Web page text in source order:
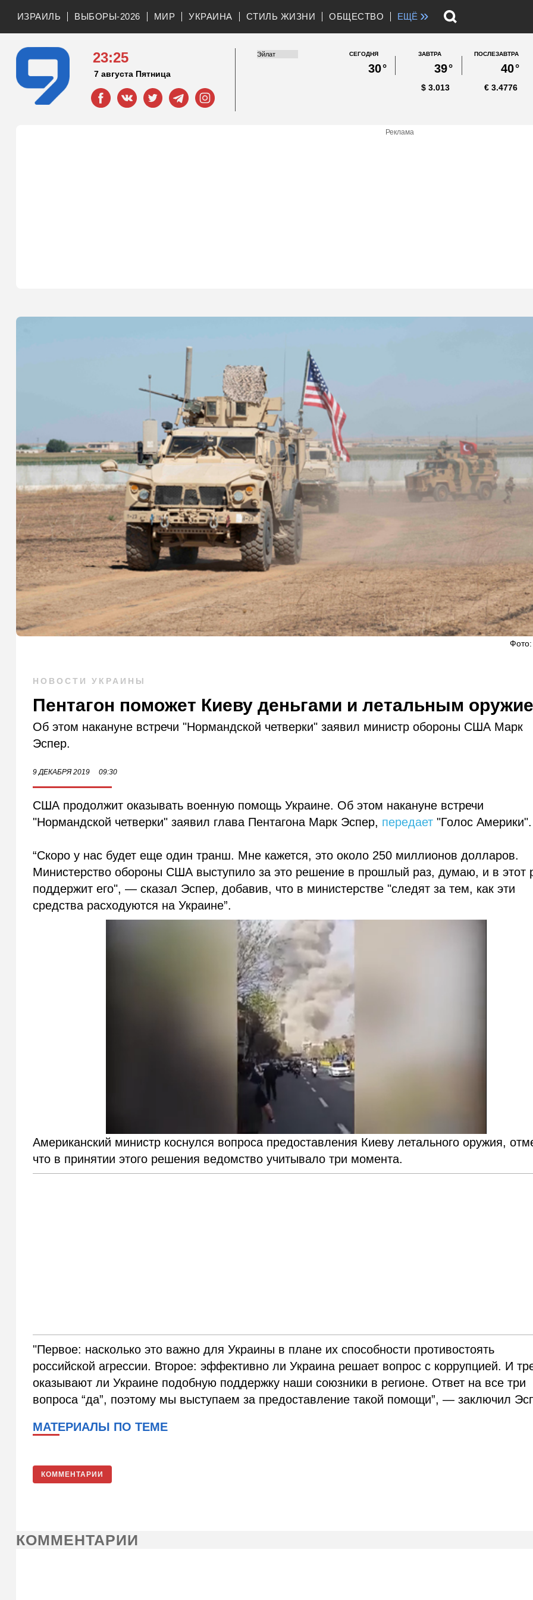
ИЗРАИЛЬ ВЫБОРЫ-2026 МИР УКРАИНА СТИЛЬ ЖИЗНИ ОБЩЕСТВО ЕЩЁ »
23:25
7 августа Пятница
СЕГОДНЯ
30°
ЗАВТРА
39°
ПОСЛЕЗАВТРА
40°
3.013
$ 3.4776
€
Реклама
Фото:
НОВОСТИ УКРАИНЫ
Пентагон поможет Киеву деньгами и летальным
Об этом накануне встречи "Нормандской четверки" заявил министр обороны США Марк
Эспер.
9 ДЕКАБРЯ 2019 09:30
США продолжит оказывать военную помощь Украине. Об этом накануне встречи
"Нормандской четверки" заявил глава Пентагона Марк Эспер, передает "Голос Америки".
“Скоро у нас будет еще один транш. Мне кажется, это около 250 миллионов долларов.
Министерство обороны США выступило за это решение в прошлый раз, думаю, и в этот
поддержит его", — сказал Эспер, добавив, что в министерстве "следят за тем, как эти
средства расходуются на Украине”.
Американский министр коснулся вопроса предоставления Киеву летального оружия,
что в принятии этого решения ведомство учитывало три момента.
"Первое: насколько это важно для Украины в плане их способности противостоять
российской агрессии. Второе: эффективно ли Украина решает вопрос с коррупцией. И
оказывают ли Украине подобную поддержку наши союзники в регионе. Ответ на все три
вопроса “да”, поэтому мы выступаем за предоставление такой помощи”, — заключил
МАТЕРИАЛЫ ПО ТЕМЕ
КОММЕНТАРИИ
КОММЕНТАРИИ